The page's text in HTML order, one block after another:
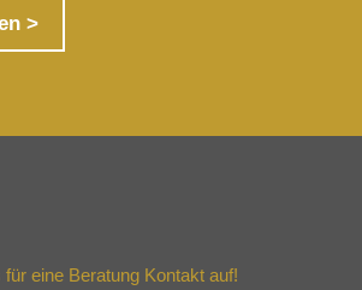
>
eine Beratung Kontakt auf!